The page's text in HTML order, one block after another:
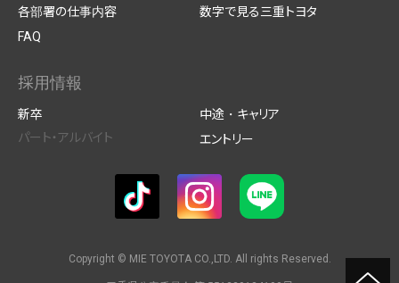
各部署の仕事内容
数字で見る三重トヨタ
FAQ
採用情報
新卒
中途・キャリア
パート・アルバイト
エントリー
Copyright © MIE TOYOTA CO.,LTD. All rights Reserved.